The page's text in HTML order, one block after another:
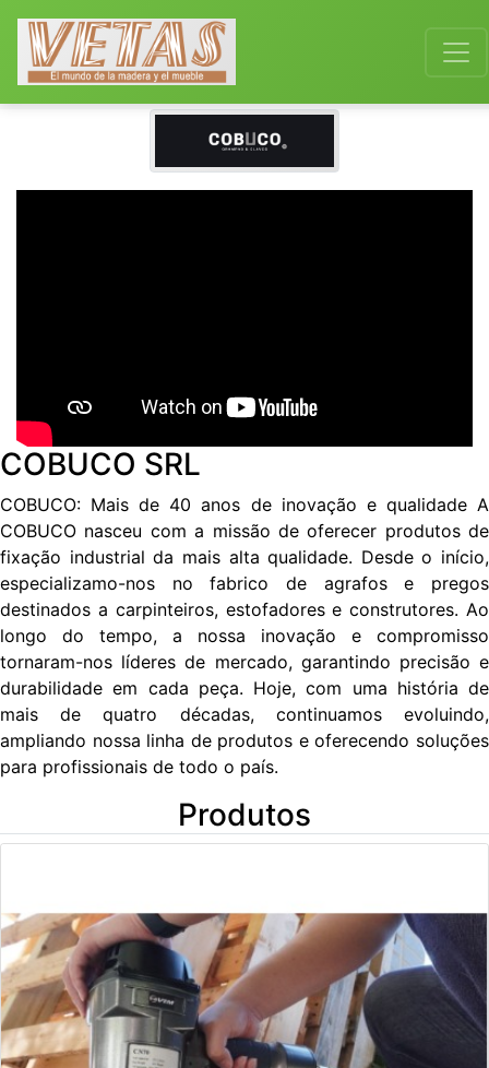
COBUCO SRL
COBUCO: Mais de 40 anos de inovação e qualidade A
COBUCO nasceu com a missão de oferecer produtos de
fixação industrial da mais alta qualidade. Desde o início,
especializamo-nos no fabrico de agrafos e pregos
destinados a carpinteiros, estofadores e construtores. Ao
longo do tempo, a nossa inovação e compromisso
tornaram-nos líderes de mercado, garantindo precisão e
durabilidade em cada peça. Hoje, com uma história de
mais de quatro décadas, continuamos evoluindo,
ampliando nossa linha de produtos e oferecendo soluções
para profissionais de todo o país.
Produtos